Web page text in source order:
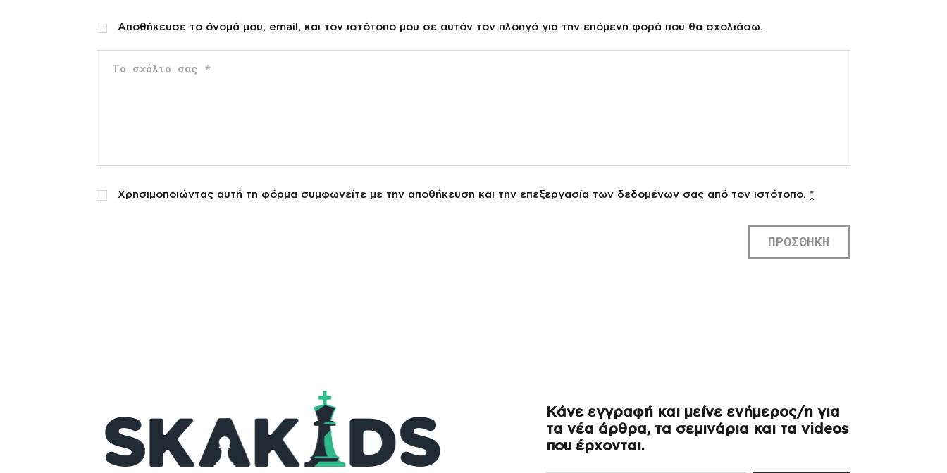
Αποθήκευσε το όνομά μου, email, και τον ιστότοπο μου σε αυτόν τον πλοηγό για την επόμενη φορά που θα σχολιάσω.
Χρησιμοποιώντας αυτή τη φόρμα συμφωνείτε με την αποθήκευση και την επεξεργασία των δεδομένων σας από τον ιστότοπο. *
Κάνε εγγραφή και μείνε ενήμερος/η για
τα νέα άρθρα, τα σεμινάρια και τα videos
που έρχονται.